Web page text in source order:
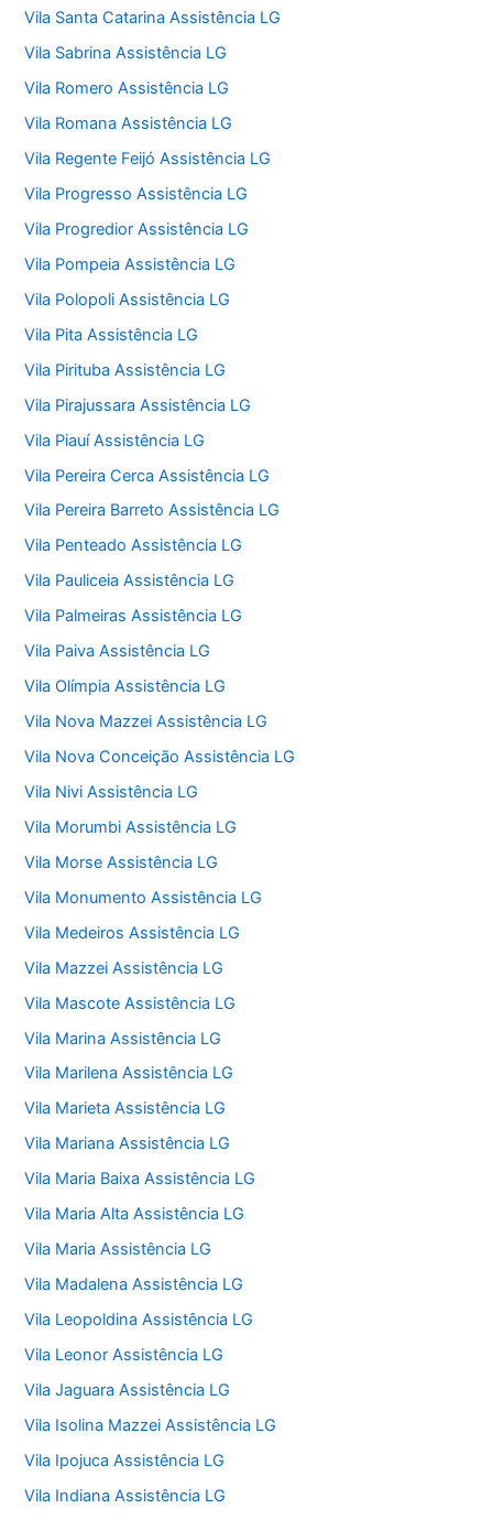
Vila Santa Catarina Assistência LG
Vila Sabrina Assistência LG
Vila Romero Assistência LG
Vila Romana Assistência LG
Vila Regente Feijó Assistência LG
Vila Progresso Assistência LG
Vila Progredior Assistência LG
Vila Pompeia Assistência LG
Vila Polopoli Assistência LG
Vila Pita Assistência LG
Vila Pirituba Assistência LG
Vila Pirajussara Assistência LG
Vila Piauí Assistência LG
Vila Pereira Cerca Assistência LG
Vila Pereira Barreto Assistência LG
Vila Penteado Assistência LG
Vila Pauliceia Assistência LG
Vila Palmeiras Assistência LG
Vila Paiva Assistência LG
Vila Olímpia Assistência LG
Vila Nova Mazzei Assistência LG
Vila Nova Conceição Assistência LG
Vila Nivi Assistência LG
Vila Morumbi Assistência LG
Vila Morse Assistência LG
Vila Monumento Assistência LG
Vila Medeiros Assistência LG
Vila Mazzei Assistência LG
Vila Mascote Assistência LG
Vila Marina Assistência LG
Vila Marilena Assistência LG
Vila Marieta Assistência LG
Vila Mariana Assistência LG
Vila Maria Baixa Assistência LG
Vila Maria Alta Assistência LG
Vila Maria Assistência LG
Vila Madalena Assistência LG
Vila Leopoldina Assistência LG
Vila Leonor Assistência LG
Vila Jaguara Assistência LG
Vila Isolina Mazzei Assistência LG
Vila Ipojuca Assistência LG
Vila Indiana Assistência LG